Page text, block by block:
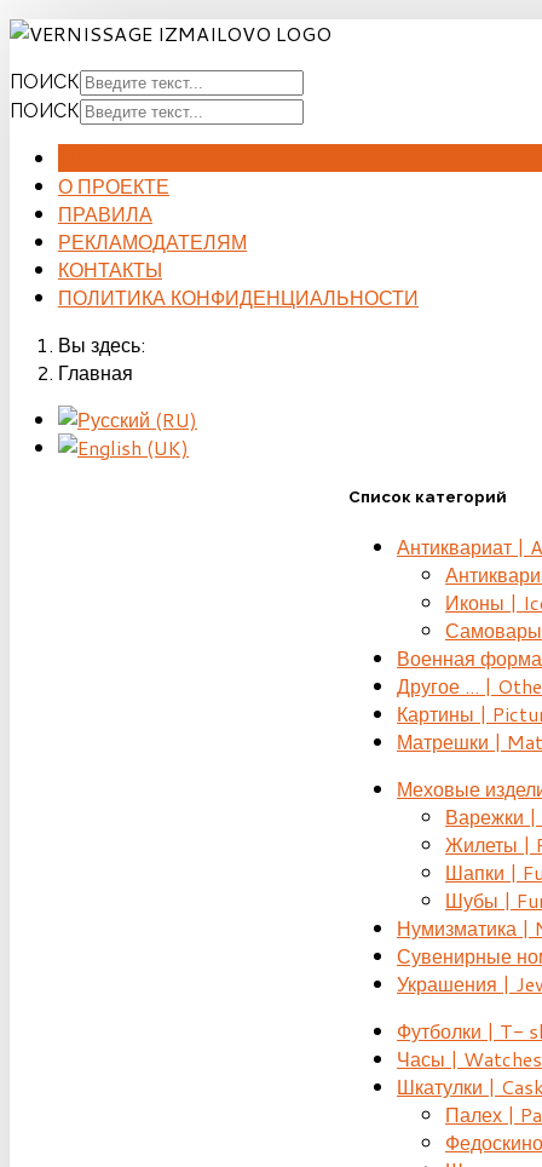
ПОИСК
ПОИСК
О ПРОЕКТЕ
ПРАВИЛА
РЕКЛАМОДАТЕЛЯМ
КОНТАКТЫ
ПОЛИТИКА КОНФИДЕНЦИАЛЬНОСТИ
Вы здесь:
Главная
Список категорий
Антиквариат |
Иконы |
Военная
Другое ... |
Картины |
Матрешки |
Меховые
Варежки
Жилеты |
Шапки |
Шубы |
Нумизматика |
Сувенирные
Украшения |
Футболки | T-
Часы | Watches
Шкатулки |
Палех |